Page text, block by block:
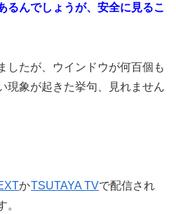
るんでしょうが、安全に見るこ
したが、ウインドウが何百個も
現象が起きた挙句、見れません
かTSUTAYA TVで配信され
。